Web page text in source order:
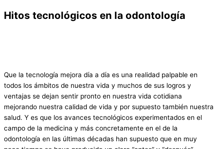
Hitos tecnológicos en la odontología
Que la tecnología mejora día a día es una realidad palpable en
todos los ámbitos de nuestra vida y muchos de sus logros y
ventajas se dejan sentir pronto en nuestra vida cotidiana
mejorando nuestra calidad de vida y por supuesto también nuestra
salud. Y es que los avances tecnológicos experimentados en el
campo de la medicina y más concretamente en el de la
odontología en las últimas décadas han supuesto que en muy